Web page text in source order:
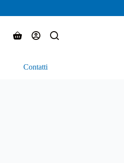
Carrello
Contatti